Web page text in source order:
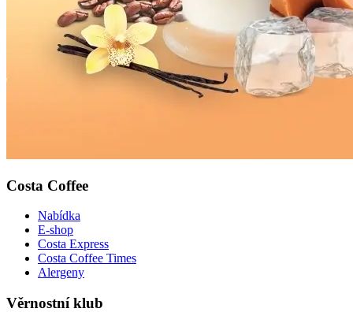
Costa Coffee
Nabídka
E-shop
Costa Express
Costa Coffee Times
Alergeny
Věrnostní klub